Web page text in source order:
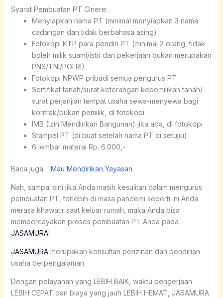
Syarat Pembuatan PT Cinere:
Menyiapkan nama PT (minimal menyiapkan 3 nama
cadangan dan tidak berbahasa asing)
Fotokopi KTP para pendiri PT (minimal 2 orang, tidak
boleh milik suami/istri dan pekerjaan bukan merupakan
PNS/TNI/POLRI)
Fotokopi NPWP pribadi semua pengurus PT
Sertifikat tanah/surat keterangan kepemilikan tanah/
surat perjanjian tempat usaha sewa-menyewa bagi
kontrak/bukan pemilik, di fotokopi
IMB (Izin Mendirikan Bangunan) jika ada, di fotokopi
Stampel PT (di buat setelah nama PT di setujui)
6 lembar materai Rp. 6.000,-
Baca juga : Mau Mendirikan Yayasan
Nah, sampai sini jika Anda masih kesulitan dalam mengurus
pembuatan PT, terlebih di masa pandemi seperti ini Anda
merasa khawatir saat keluar rumah, maka Anda bisa
mempercayakan proses pembuatan PT Anda pada
JASAMURA!
JASAMURAmerupakan konsultan perizinan dan pendirian
usaha berpengalaman.
Dengan pelayanan yang LEBIH BAIK, waktu pengerjaan
LEBIH CEPAT dan biaya yang jauh LEBIH HEMAT, JASAMURA